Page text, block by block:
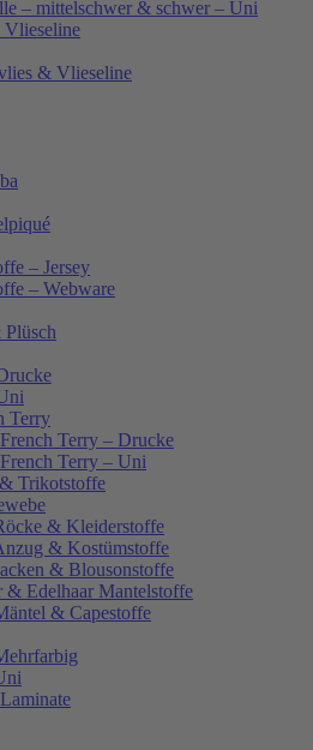
– mittelschwer & schwer – Uni
Vlieseline
& Vlieseline
– Jersey
– Webware
Terry
Terry – Drucke
Terry – Uni
Trikotstoffe
& Kleiderstoffe
& Kostümstoffe
& Blousonstoffe
& Edelhaar Mantelstoffe
& Capestoffe